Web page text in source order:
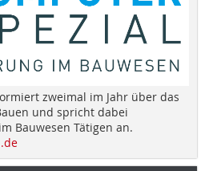
zweimal im Jahr über das
und spricht dabei
Bauwesen Tätigen an.